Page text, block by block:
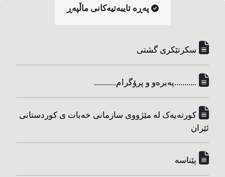
په‌ڕه‌ تایبه‌تیه‌کانی ماڵپه‌ڕ
سکرتێکری گشتی
...........په‌یره‌و و پرۆگرام...........
کورته‌یه‌ک له مێژووی سازمانی خه‌بات ی کوردستانی
ئێران
پێناسه‌